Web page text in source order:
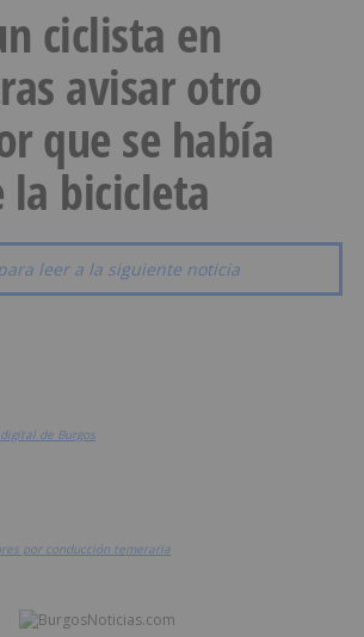
ciclista en
avisar otro
que se había
la bicicleta
leer a la siguiente noticia
de Burgos
por conducción temeraria